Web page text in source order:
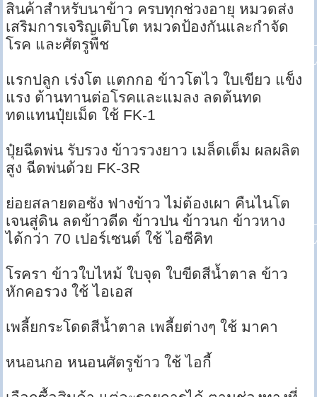
สินค้าสำหรับนาข้าว ครบทุกช่วงอายุ หมวดส่ง
เสริมการเจริญเติบโต หมวดป้องกันและกำจัด
โรค และศัตรูพืช
แรกปลูก เร่งโต แตกกอ ข้าวโตไว ใบเขียว แข็ง
แรง ต้านทานต่อโรคและแมลง ลดต้นทด
ทดแทนปุ๋ยเม็ด ใช้ FK-1
ปุ๋ยฉีดพ่น รับรวง ข้าวรวงยาว เมล็ดเต็ม ผลผลิต
สูง ฉีดพ่นด้วย FK-3R
ย่อยสลายตอซัง ฟางข้าว ไม่ต้องเผา คืนไนโต
เจนสู่ดิน ลดข้าวดีด ข้าวปน ข้าวนก ข้าวหาง
ได้กว่า 70 เปอร์เซนต์ ใช้ ไอซีคิท
โรครา ข้าวใบไหม้ ใบจุด ใบขีดสีน้ำตาล ข้าว
หักคอรวง ใช้ ไอเอส
เพลี้ยกระโดดสีน้ำตาล เพลี้ยต่างๆ ใช้ มาคา
หนอนกอ หนอนศัตรูข้าว ใช้ ไอกี้